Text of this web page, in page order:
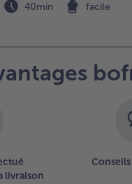
40min facile
livraison